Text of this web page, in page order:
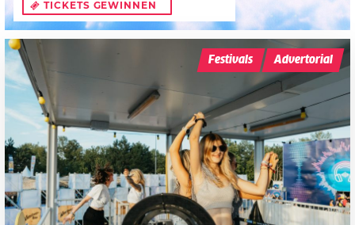
TICKETS GEWINNEN
Festivals Advertorial